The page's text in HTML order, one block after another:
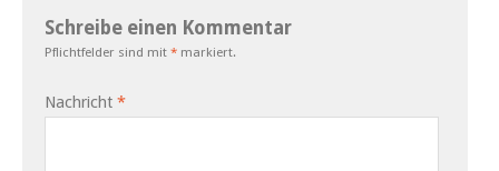
Schreibe einen Kommentar
Pflichtfelder sind mit * markiert.
Nachricht *